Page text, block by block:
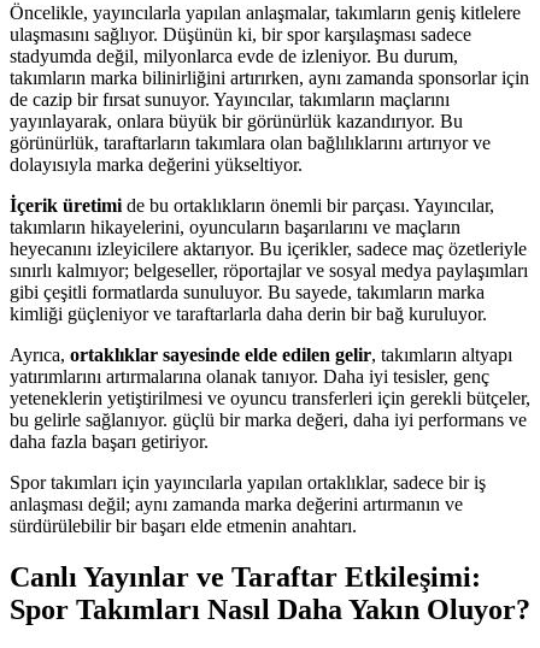
Öncelikle, yayıncılarla yapılan anlaşmalar, takımların geniş kitlelere
ulaşmasını sağlıyor. Düşünün ki, bir spor karşılaşması sadece
stadyumda değil, milyonlarca evde de izleniyor. Bu durum,
takımların marka bilinirliğini artırırken, aynı zamanda sponsorlar için
de cazip bir fırsat sunuyor. Yayıncılar, takımların maçlarını
yayınlayarak, onlara büyük bir görünürlük kazandırıyor. Bu
görünürlük, taraftarların takımlara olan bağlılıklarını artırıyor ve
dolayısıyla marka değerini yükseltiyor.
İçerik üretimi de bu ortaklıkların önemli bir parçası. Yayıncılar,
takımların hikayelerini, oyuncuların başarılarını ve maçların
heyecanını izleyicilere aktarıyor. Bu içerikler, sadece maç özetleriyle
sınırlı kalmıyor; belgeseller, röportajlar ve sosyal medya paylaşımları
gibi çeşitli formatlarda sunuluyor. Bu sayede, takımların marka
kimliği güçleniyor ve taraftarlarla daha derin bir bağ kuruluyor.
Ayrıca, ortaklıklar sayesinde elde edilen gelir, takımların altyapı
yatırımlarını artırmalarına olanak tanıyor. Daha iyi tesisler, genç
yeteneklerin yetiştirilmesi ve oyuncu transferleri için gerekli bütçeler,
bu gelirle sağlanıyor. güçlü bir marka değeri, daha iyi performans ve
daha fazla başarı getiriyor.
Spor takımları için yayıncılarla yapılan ortaklıklar, sadece bir iş
anlaşması değil; aynı zamanda marka değerini artırmanın ve
sürdürülebilir bir başarı elde etmenin anahtarı.
Canlı Yayınlar ve Taraftar Etkileşimi:
Spor Takımları Nasıl Daha Yakın Oluyor?